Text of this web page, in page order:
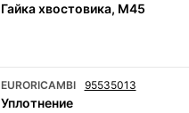
Гайка хвостовика, M45
EURORICAMBI 95535013
Уплотнение